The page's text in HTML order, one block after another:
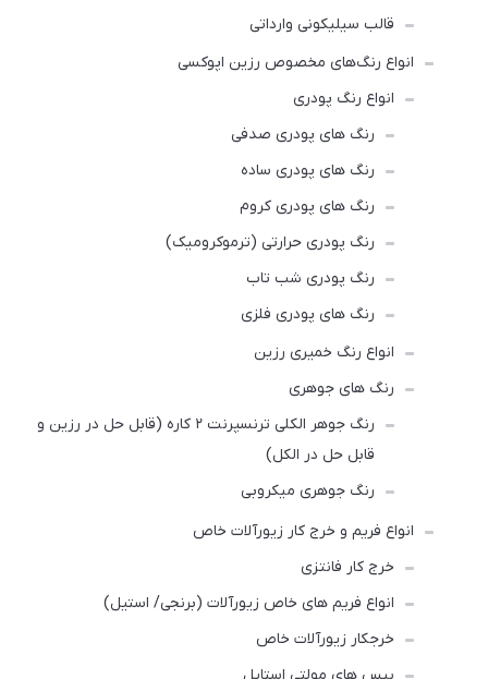
قالب سیلیکونی وارداتی
انواع رنگ‌های مخصوص رزین اپوکسی
انواع رنگ پودری
رنگ‌ های پودری صدفی
رنگ‌ های پودری ساده
رنگ های پودری کروم
رنگ پودری حرارتی (ترموکرومیک)
رنگ پودری شب تاب
رنگ های پودری فلزی
انواع رنگ‌ خمیری رزین
رنگ های جوهری
رنگ‌ جوهر الکلی ترنسپرنت ۲ کاره (قابل حل در رزین و
قابل حل در الکل)
رنگ‌ جوهری میکروبی
انواع فریم و خرج کار زیورآلات خاص
خرج کار فانتزی
انواع فریم های خاص زیورآلات (برنجی/ استیل)
خرجکار زیورآلات خاص